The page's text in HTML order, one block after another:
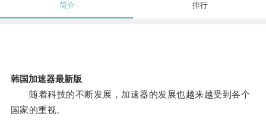
简介 排行
韩国加速器最新版
随着科技的不断发展，加速器的发展也越来越受到各个
国家的重视。